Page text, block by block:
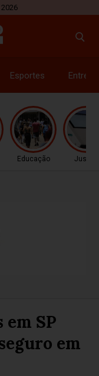
Esportes
Educação Justiça
em SP
em